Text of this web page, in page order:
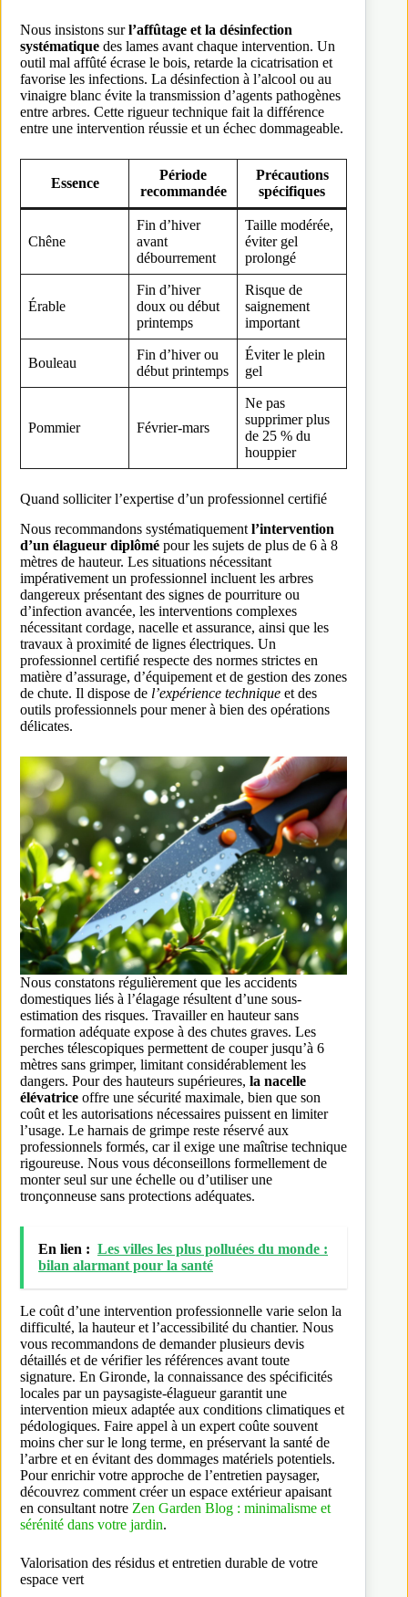
Nous insistons surl’affûtage et la désinfection
systématique des lames avant chaque intervention. Un
outil mal affûté écrase le bois, retarde la cicatrisation et
favorise les infections. La désinfection à l’alcool ou au
vinaigre blanc évite la transmission d’agents pathogènes
entre arbres. Cette rigueur technique fait la différence
entre une intervention réussie et un échec dommageable.
Essence
Période
recommandée
Précautions
spécifiques
Chêne
Fin d’hiver
avant
débourrement
Taille modérée,
éviter gel
prolongé
Érable
Fin d’hiver
doux ou début
printemps
Risque de
saignement
important
Bouleau
Fin d’hiver ou
début printemps
Éviter le plein
gel
Pommier Février-mars
Ne pas
supprimer plus
de 25 % du
houppier
Quand solliciter l’expertise d’un professionnel certifié
Nous recommandons systématiquement l’intervention
d’un élagueur diplômé pour les sujets de plus de 6 à 8
mètres de hauteur. Les situations nécessitant
impérativement un professionnel incluent les arbres
dangereux présentant des signes de pourriture ou
d’infection avancée, les interventions complexes
nécessitant cordage, nacelle et assurance, ainsi que les
travaux à proximité de lignes électriques. Un
professionnel certifié respecte des normes strictes en
matière d’assurage, d’équipement et de gestion des zones
de chute. Il dispose de l’expérience technique et des
outils professionnels pour mener à bien des opérations
délicates.
Nous constatons régulièrement que les accidents
domestiques liés à l’élagage résultent d’une sous-
estimation des risques. Travailler en hauteur sans
formation adéquate expose à des chutes graves. Les
perches télescopiques permettent de couper jusqu’à 6
mètres sans grimper, limitant considérablement les
dangers. Pour des hauteurs supérieures, la nacelle
élévatrice offre une sécurité maximale, bien que son
coût et les autorisations nécessaires puissent en limiter
l’usage. Le harnais de grimpe reste réservé aux
professionnels formés, car il exige une maîtrise technique
rigoureuse. Nous vous déconseillons formellement de
monter seul sur une échelle ou d’utiliser une
tronçonneuse sans protections adéquates.
En lien : Les villes les plus polluées du monde :
bilan alarmant pour la santé
Le coût d’une intervention professionnelle varie selon la
difficulté, la hauteur et l’accessibilité du chantier. Nous
vous recommandons de demander plusieurs devis
détaillés et de vérifier les références avant toute
signature. En Gironde, la connaissance des spécificités
locales par un paysagiste-élagueur garantit une
intervention mieux adaptée aux conditions climatiques et
pédologiques. Faire appel à un expert coûte souvent
moins cher sur le long terme, en préservant la santé de
l’arbre et en évitant des dommages matériels potentiels.
Pour enrichir votre approche de l’entretien paysager,
découvrez comment créer un espace extérieur apaisant
en consultant notre Zen Garden Blog : minimalisme et
sérénité dans votre jardin.
Valorisation des résidus et entretien durable de votre
espace vert